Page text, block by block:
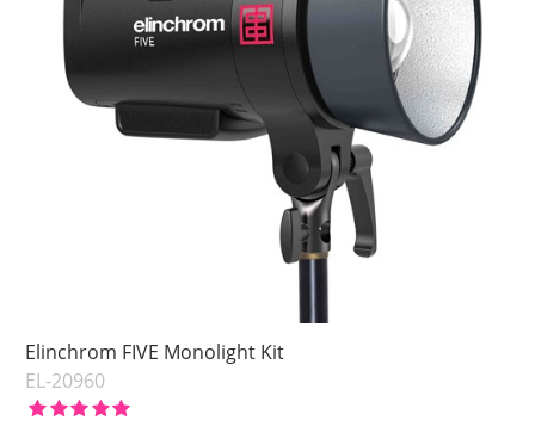
Elinchrom FIVE Monolight Kit
EL-20960